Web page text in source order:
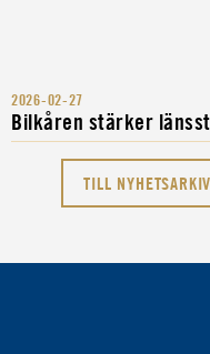
2026-02-27
Bilkåren stärker
TILL